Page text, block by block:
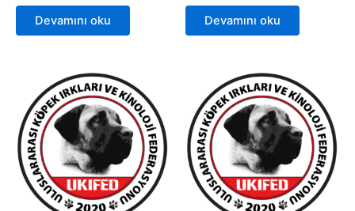
Devamını oku Devamını oku